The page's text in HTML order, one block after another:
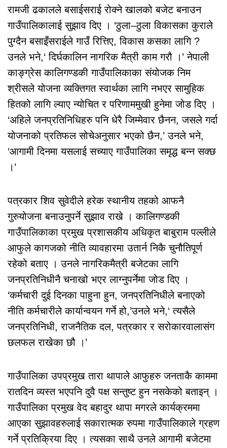
रामजी ढकालले बसाईसराई रोक्ने खालको बजेट बनाउन
गाउँपालिकालाई सुझाव दिए । ‘ठुला–ठुला विकासका कुराले
पुग्दैन बसाइँसराईले गाउँ रित्तिए, विकास कसका लागि ?
उनले भने,‘ दिर्घकालिन नागरिक मैत्री काम गरौ ।’ नेपाली
काङ्ग्रेस कालिगण्डकी गाउँपालिकाका संयोजक निम
श्रीसले योजना व्यक्तिगत स्वार्थका लागि नभएर सामुहिक
हितको लागि ल्याए न्योचित र परिणाममुखी हुनेमा जोड दिए ।
‘अहिले जनप्रतिनिधिहरु पनि धेरै जिम्मेवार छैनन, जसले गर्दा
योजनाको प्रतिफल सोचेअनुसार भएको छैन,’ उनले भने,
‘आगामी दिनमा यसलाई सच्याए गाउँपालिका समृद्ध बन्न सक्छ
।’
पत्रकार शिव सुवेदीले हरेक स्थानीय तहको आफनै
गुरुयोजना बनाउनुपर्ने सुझाव राखे । कालिगण्डकी
गाउँपालिकाका प्रमुख प्रशासकीय अधिकृत बाबुराम पल्लीले
आफुले कागजको नीति व्यावहारमा उतार्न निकै चुनौतिपूर्ण
रहेको बताए । उनले नागरिकमैत्री बजेटका लागि
जनप्रतिनिधीनै चनाखो भएर लाग्नुपर्नेमा जोड दिए ।
‘कर्मचारी दुई दिनका पाहुना हुन, जनप्रतिनिधीले बनाएको
नीति कर्मचारीले कार्यान्वयन गर्ने हो,’उनले भने,‘ त्यसैले
जनप्रतिनिधी, राजनैतिक दल, पत्रकार र सरोकारवालासंग
छलफल राखेका छौ ।’
गाउँपालिका उपप्रमुख तारा थापाले आफुहरु जनताकै काममा
रातदिन व्यस्त भएपनि दुवै पक्ष सन्तुष्ट हुन नसकेको बताइन् ।
गाउँपालिका प्रमुख वेद बहादुर थापा मगरले कार्यक्रममा
आएका सुझावहरुलाई सकारात्मक रुपमा गाउँपालिकाले ग्रहण
गर्ने प्रतिक्रिया दिए । त्यसका साथै उनले आगामी बजेटमा